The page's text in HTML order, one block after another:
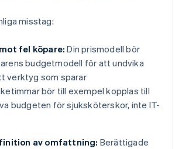
misstag:
fel köpare:Din prismodell bör
budgetmodell för att undvika
verktyg som sparar
bör till exempel kopplas till
budgeten för sjuksköterskor, inte IT-
av omfattning: Berättigade